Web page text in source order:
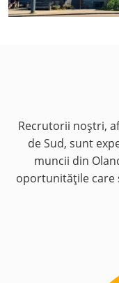
Recrutorii noștri,
de Sud, sunt
muncii din
oportunitățile care